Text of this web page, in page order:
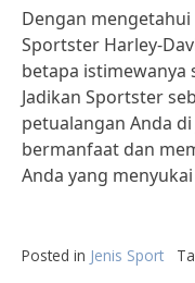
Dengan
Sportster Harley-
betapa istimewanya
Jadikan Sportster
petualangan Anda
bermanfaat dan
Anda yang
Posted in Jenis Sport